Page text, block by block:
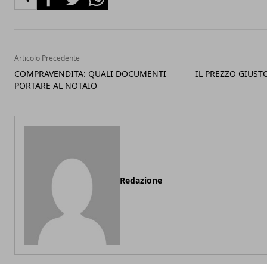
Articolo Precedente
COMPRAVENDITA: QUALI DOCUMENTI
PORTARE AL NOTAIO
IL PREZZO
Redazione